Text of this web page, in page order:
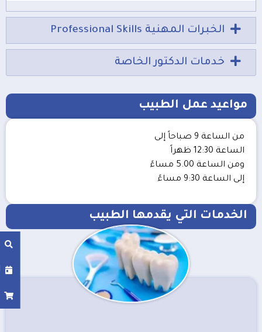
الخبرات المهنية Professional Skills
خدمات الدكتور الخاصة
مواعيد عمل الطبيب
من الساعة 9 صباحاً إلى
الساعة 12:30 ظهراً
ومن الساعة 5.00 مساءً
إلى الساعة 9:30 مساءً
الخدمات التي يقدمها الطبيب